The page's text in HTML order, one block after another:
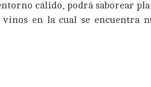
cálido, podrá saborear
vinos en la cual se encuentra